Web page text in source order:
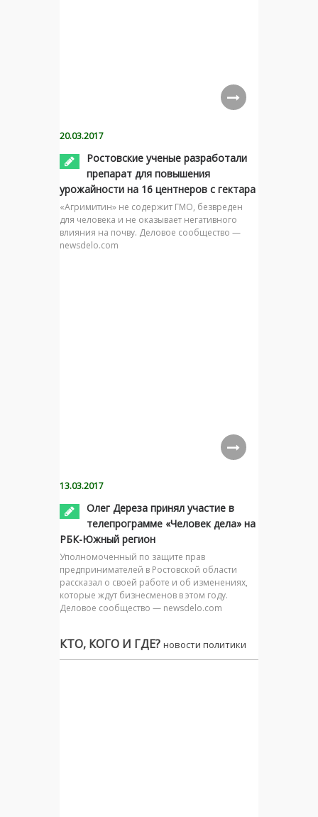
20.03.2017
Ростовские ученые разработали
препарат для повышения
урожайности на 16 центнеров с гектара
«Агримитин» не содержит ГМО, безвреден
для человека и не оказывает негативного
влияния на почву. Деловое сообщество —
newsdelo.com
13.03.2017
Олег Дереза принял участие в
телепрограмме «Человек дела» на
РБК-Южный регион
Уполномоченный по защите прав
предпринимателей в Ростовской области
рассказал о своей работе и об изменениях,
которые ждут бизнесменов в этом году.
Деловое сообщество — newsdelo.com
КТО, КОГО И ГДЕ? новости политики